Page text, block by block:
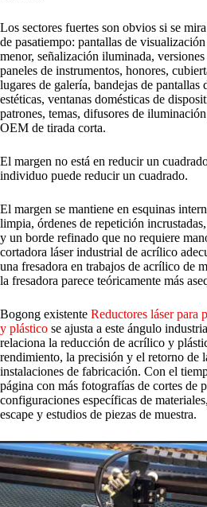
Los sectores fuertes son obvios si se
de pasatiempo: pantallas de
menor, señalización iluminada,
paneles de instrumentos, honores,
lugares de galería, bandejas de pantallas
estéticas, ventanas domésticas de
patrones, temas, difusores de
OEM de tirada corta.
El margen no está en reducir un
individuo puede reducir un cuadrado.
El margen se mantiene en esquinas
limpia, órdenes de repetición
y un borde refinado que no requiere
cortadora láser industrial de acrílico
una fresadora en trabajos de acrílico de
la fresadora parece teóricamente más
Bogong existente Reductores láser para
y plástico se ajusta a este ángulo
relaciona la reducción de acrílico y
rendimiento, la precisión y el retorno de
instalaciones de fabricación. Con el
página con más fotografías de cortes de
configuraciones específicas de
escape y estudios de piezas de muestra.